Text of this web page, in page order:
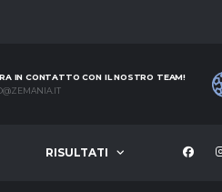
IN CONTATTO CON IL NOSTRO TEAM!
RISULTATI